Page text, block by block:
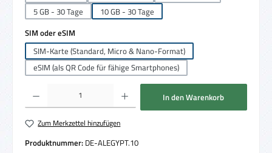
5 GB - 30 Tage
10 GB - 30 Tage
SIM oder eSIM
SIM-Karte (Standard, Micro & Nano-Format)
eSIM (als QR Code für fähige Smartphones)
Produkt Anzahl: Gib den gewünschten Wert ein oder benutze die Schaltflächen um
In den Warenkorb
Zum Merkzettel hinzufügen
Produktnummer: DE-ALEGYPT.10